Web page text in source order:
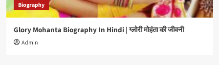
Biography
Glory Mohanta Biography In Hindi | ग्लोरी मोहंता की जीवनी
Admin